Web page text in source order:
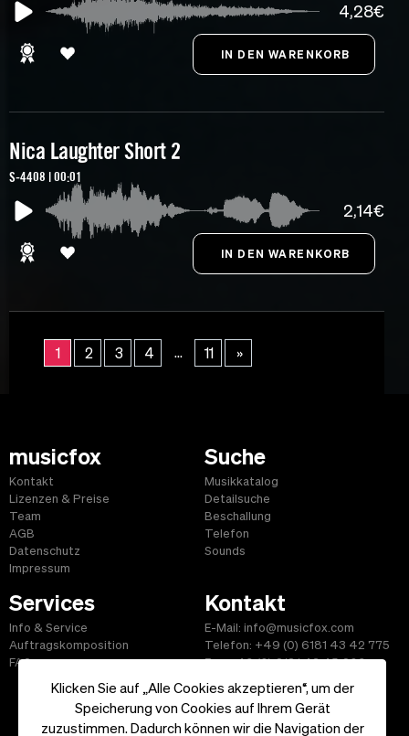
Klicken Sie auf „Alle Cookies akzeptieren“, um der
Speicherung von Cookies auf Ihrem Gerät
zuzustimmen. Dadurch können wir die Navigation der
4,28€
Nica Laughter Short 2
S-4408 | 00:01
2,14€
1 2 3 4 ... 11 »
musicfox
Kontakt
Lizenzen & Preise
Team
AGB
Datenschutz
Impressum
Suche
Musikkatalog
Detailsuche
Beschallung
Telefon
Sounds
Services
Info & Service
Auftragskomposition
FAQ
Kontakt
E-Mail: info@musicfox.com
Telefon: +49 (0) 6181 43 42 775
Fax: +49 (0) 6181 43 45 609